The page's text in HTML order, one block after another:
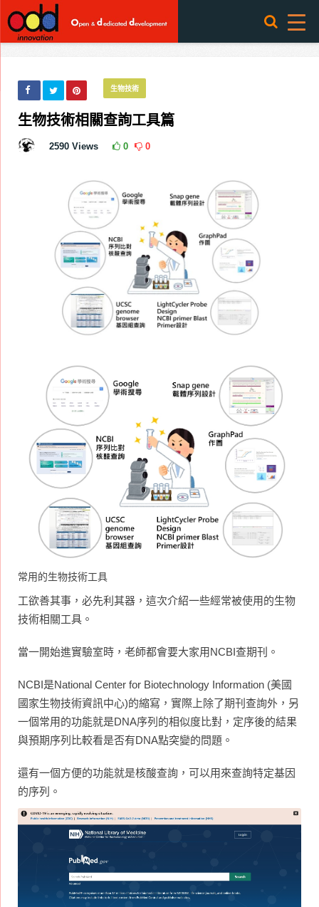
生物技術
生物技術相關查詢工具篇
2590 Views 0 0
常用的生物技術工具
工欲善其事，必先利其器，這次介紹一些經常被使用的生物
技術相關工具。
當一開始進實驗室時，老師都會要大家用NCBI查期刊。
NCBI是National Center for Biotechnology Information (美國
國家生物技術資訊中心)的縮寫，實際上除了期刊查詢外，另
一個常用的功能就是DNA序列的相似度比對，定序後的結果
與預期序列比較看是否有DNA點突變的問題。
還有一個方便的功能就是核酸查詢，可以用來查詢特定基因
的序列。